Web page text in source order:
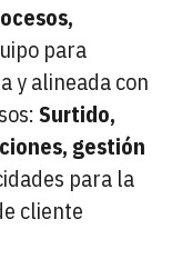
para
y alineada con
Surtido,
gestión
para la
cliente